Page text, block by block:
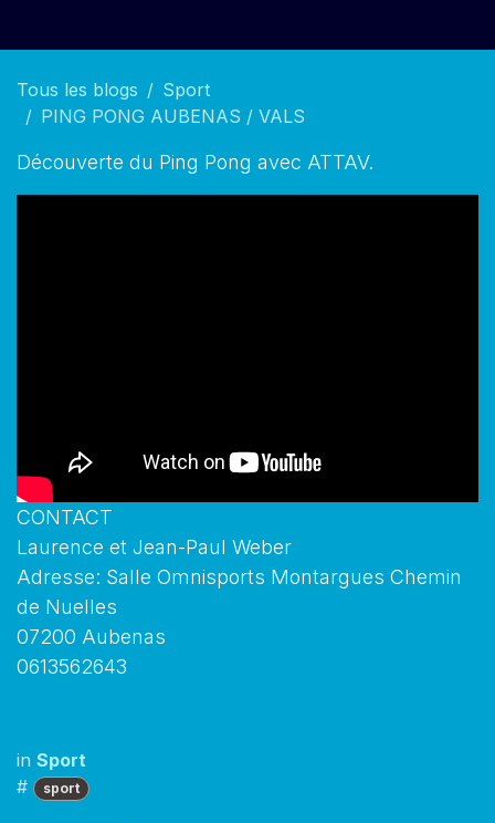
Tous les blogs
Sport
PING PONG AUBENAS / VALS
Découverte du Ping Pong avec ATTAV.
CONTACT
Laurence et Jean-Paul Weber
Adresse: Salle Omnisports Montargues Chemin
de Nuelles
07200 Aubenas
0613562643
in Sport
#
sport